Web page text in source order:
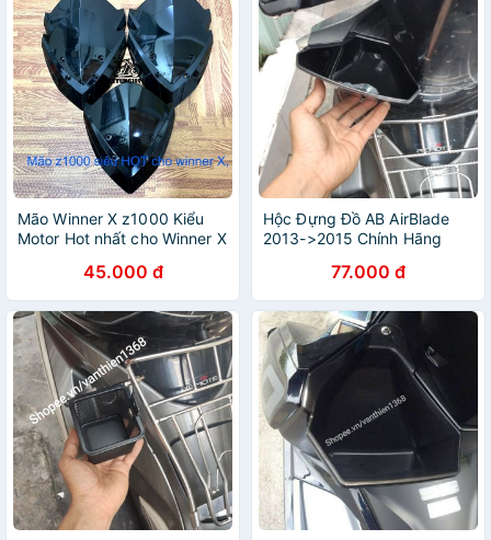
Mão Winner X z1000 Kiểu
Motor Hot nhất cho Winner X
45.000 đ
Hộc Đựng Đồ AB AirBlade
2013->2015 Chính Hãng
77.000 đ